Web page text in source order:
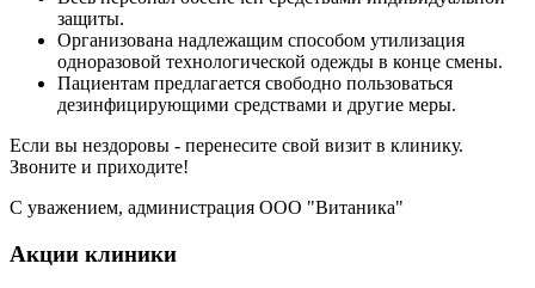
защиты.
Организована надлежащим способом утилизация
одноразовой технологической одежды в конце смены.
Пациентам предлагается свободно пользоваться
дезинфицирующими средствами и другие меры.
Если вы нездоровы - перенесите свой визит в клинику.
Звоните и приходите!
С уважением, администрация ООО "Витаника"
Акции клиники